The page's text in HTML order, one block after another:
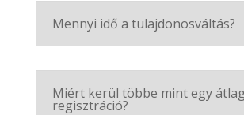
Mennyi idő a tulajdonosváltás?
Miért kerül többe mint egy
regisztráció?